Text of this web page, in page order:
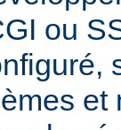
ou
et